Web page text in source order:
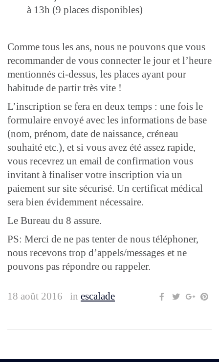
à 13h (9 places disponibles)
Comme tous les ans, nous ne pouvons que vous
recommander de vous connecter le jour et l’heure
mentionnés ci-dessus, les places ayant pour
habitude de partir très vite !
L’inscription se fera en deux temps : une fois le
formulaire envoyé avec les informations de base
(nom, prénom, date de naissance, créneau
souhaité etc.), et si vous avez été assez rapide,
vous recevrez un email de confirmation vous
invitant à finaliser votre inscription via un
paiement sur site sécurisé. Un certificat médical
sera bien évidemment nécessaire.
Le Bureau du 8 assure.
PS: Merci de ne pas tenter de nous téléphoner,
nous recevons trop d’appels/messages et ne
pouvons pas répondre ou rappeler.
18 août 2016 in escalade